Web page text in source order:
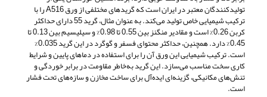
تولیدکنندگان معتبر در ایران است که گریدهای مختلفی از ورق A516 را با
ترکیب شیمیایی خاص تولید می‌کند. به عنوان مثال، گرید 55 دارای حداکثر
کربن 0.26% است و مقادیر منگنز بین 0.55 تا 0.98% و سیلیسیم بین 0.13 تا
0.45% دارد. همچنین، حداکثر محتوای فسفر و گوگرد در این گرید 0.035%
است. ترکیب شیمیایی این ورق آن را برای استفاده در دماهای پایین و شرایط
کاری سخت مناسب می‌سازد. این گرید به‌خاطر مقاومت در برابر خوردگی و
تنش‌های مکانیکی، گزینه‌ای ایده‌آل برای ساخت مخازن و سازه‌های تحت فشار
است.